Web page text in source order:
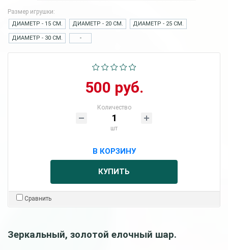
Размер игрушки:
ДИАМЕТР - 15 СМ. ДИАМЕТР - 20 СМ. ДИАМЕТР - 25 СМ.
ДИАМЕТР - 30 СМ. -
500 руб.
Количество
шт
В КОРЗИНУ
КУПИТЬ
Сравнить
Зеркальный, золотой елочный шар.